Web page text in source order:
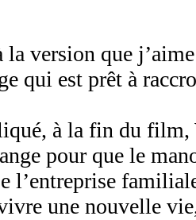
la version que
qui est prêt à
à la fin du film,
pour que le
l’entreprise
une nouvelle